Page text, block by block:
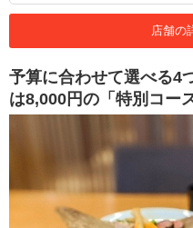
店舗の
予算に合わせて選べる4
は8,000円の「特別コース